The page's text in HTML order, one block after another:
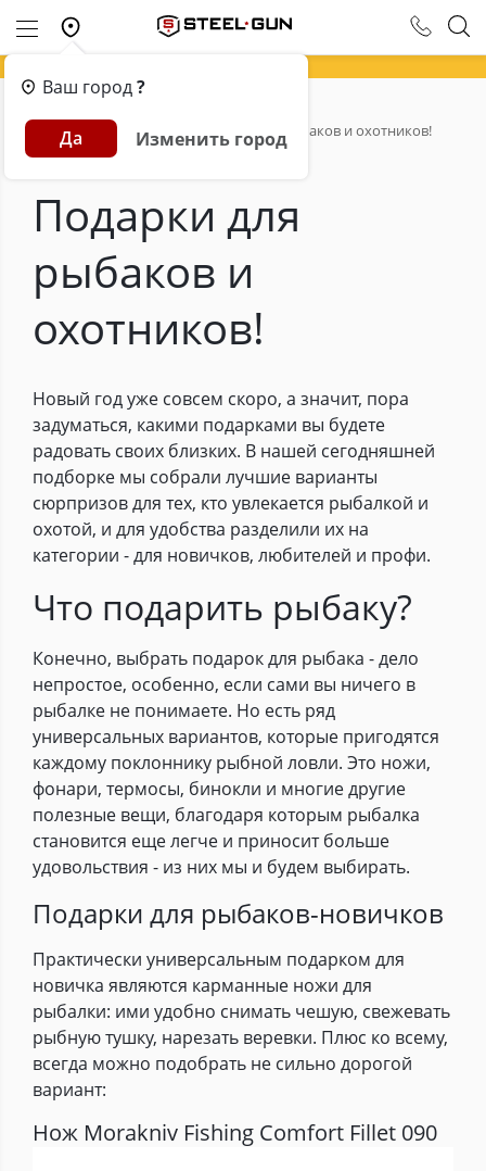
Ваш город?
Да Изменить город
Главная Обзоры Подарки для рыбаков и охотников!
Подарки для
рыбаков и
охотников!
Новый год уже совсем скоро, а значит, пора
задуматься, какими подарками вы будете
радовать своих близких. В нашей сегодняшней
подборке мы собрали лучшие варианты
сюрпризов для тех, кто увлекается рыбалкой и
охотой, и для удобства разделили их на
категории - для новичков, любителей и профи.
Что подарить рыбаку?
Конечно, выбрать подарок для рыбака - дело
непростое, особенно, если сами вы ничего в
рыбалке не понимаете. Но есть ряд
универсальных вариантов, которые пригодятся
каждому поклоннику рыбной ловли. Это ножи,
фонари, термосы, бинокли и многие другие
полезные вещи, благодаря которым рыбалка
становится еще легче и приносит больше
удовольствия - из них мы и будем выбирать.
Подарки для рыбаков-новичков
Практически универсальным подарком для
новичка являются карманные ножи для
рыбалки: ими удобно снимать чешую, свежевать
рыбную тушку, нарезать веревки. Плюс ко всему,
всегда можно подобрать не сильно дорогой
вариант:
Нож Morakniv Fishing Comfort Fillet 090